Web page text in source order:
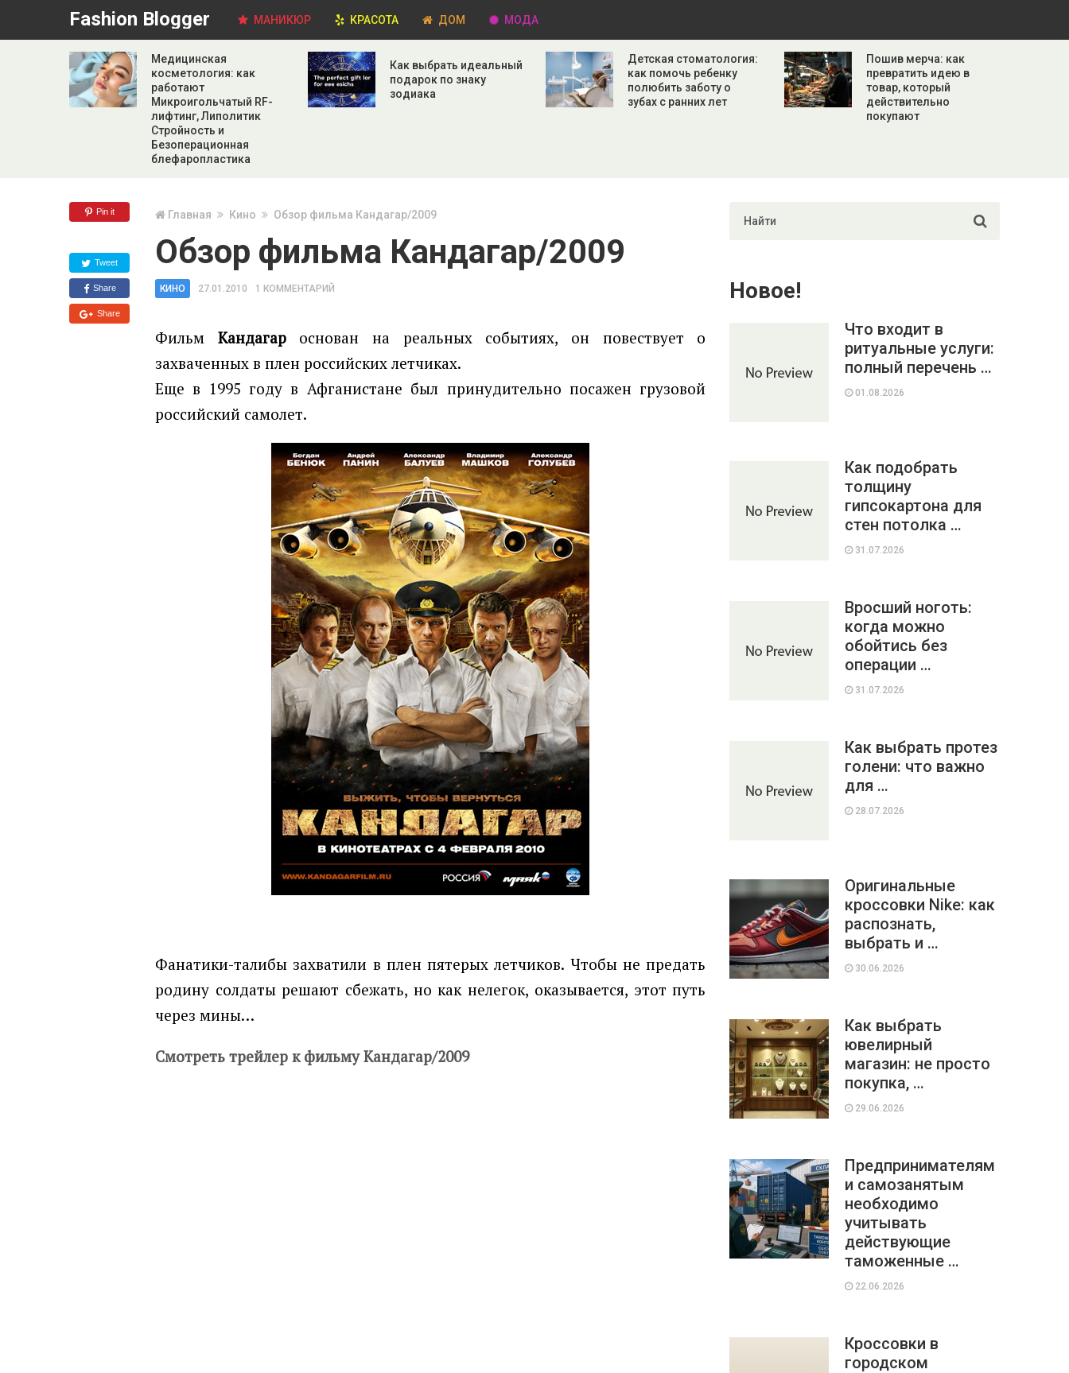
Fashion Blogger МАНИКЮР КРАСОТА ДОМ МОДА
Медицинская
косметология: как
работают
Микроигольчатый RF-
лифтинг, Липолитик
Стройность и
Безоперационная
блефаропластика
Как выбрать идеальный
подарок по знаку
зодиака
Детская стоматология:
как помочь ребенку
полюбить заботу о
зубах с ранних лет
Пошив мерча: как
превратить идею в
товар, который
действительно
покупают
Pin it
Tweet
Share
Share
Главная Кино Обзор фильма Кандагар/2009
Обзор фильма Кандагар/2009
КИНО 27.01.2010 1 КОММЕНТАРИЙ
Фильм Кандагароснован на реальных событиях, он повествует о
захваченных в плен российских летчиках.
Еще в 1995 году в Афганистане был принудительно посажен грузовой
российский самолет.
Фанатики-талибы захватили в плен пятерых летчиков. Чтобы не предать
родину солдаты решают сбежать, но как нелегок, оказывается, этот путь
через мины…
Смотреть трейлер к фильму Кандагар/2009
Новое!
Что входит в
ритуальные услуги:
полный перечень …
01.08.2026
Как подобрать
толщину
гипсокартона для
стен потолка …
31.07.2026
Вросший ноготь:
когда можно
обойтись без
операции …
31.07.2026
Как выбрать протез
голени: что важно
для …
28.07.2026
Оригинальные
кроссовки Nike: как
распознать,
выбрать и …
30.06.2026
Как выбрать
ювелирный
магазин: не просто
покупка, …
29.06.2026
Предпринимателям
и самозанятым
необходимо
учитывать
действующие
таможенные …
22.06.2026
Кроссовки в
городском